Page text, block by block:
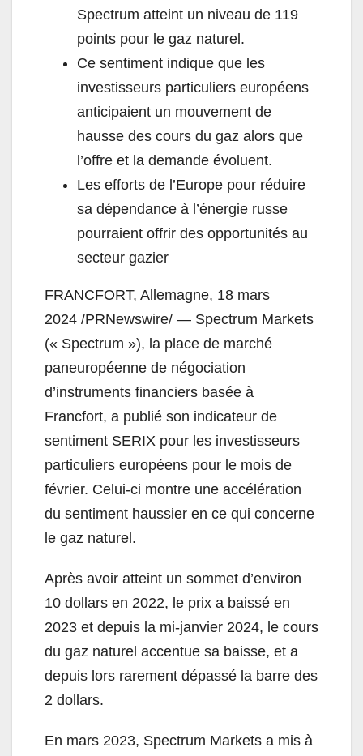
Spectrum atteint un niveau de 119
points pour le gaz naturel.
Ce sentiment indique que les
investisseurs particuliers européens
anticipaient un mouvement de
hausse des cours du gaz alors que
l’offre et la demande évoluent.
Les efforts de l’Europe pour réduire
sa dépendance à l’énergie russe
pourraient offrir des opportunités au
secteur gazier
FRANCFORT, Allemagne, 18 mars
2024 /PRNewswire/ — Spectrum Markets
(« Spectrum »), la place de marché
paneuropéenne de négociation
d’instruments financiers basée à
Francfort, a publié son indicateur de
sentiment SERIX pour les investisseurs
particuliers européens pour le mois de
février. Celui-ci montre une accélération
du sentiment haussier en ce qui concerne
le gaz naturel.
Après avoir atteint un sommet d’environ
10 dollars en 2022, le prix a baissé en
2023 et depuis la mi-janvier 2024, le cours
du gaz naturel accentue sa baisse, et a
depuis lors rarement dépassé la barre des
2 dollars.
En mars 2023, Spectrum Markets a mis à